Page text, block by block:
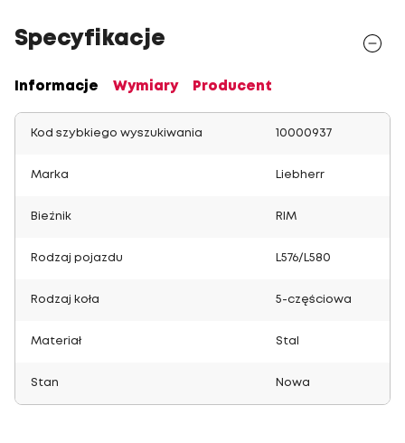
Specyfikacje
Informacje Wymiary Producent
Kod szybkiego wyszukiwania 10000937
Marka Liebherr
Bieżnik RIM
Rodzaj pojazdu L576/L580
Rodzaj koła 5-częściowa
Materiał Stal
Stan Nowa